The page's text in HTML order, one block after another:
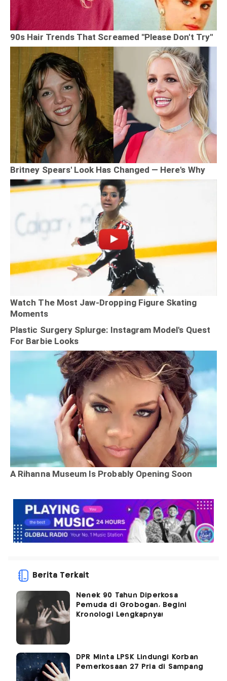
Berita Terkait
Nenek 90 Tahun Diperkosa
Pemuda di Grobogan, Begini
Kronologi Lengkapnya!
DPR Minta LPSK Lindungi Korban
Pemerkosaan 27 Pria di Sampang